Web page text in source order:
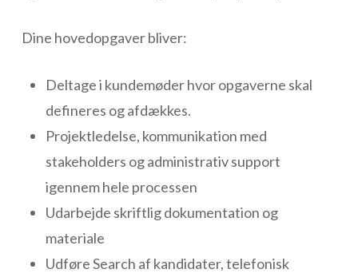
Dine hovedopgaver bliver:
Deltage i kundemøder hvor opgaverne skal
defineres og afdækkes.
Projektledelse, kommunikation med
stakeholders og administrativ support
igennem hele processen
Udarbejde skriftlig dokumentation og
materiale
Udføre Search af kandidater, telefonisk